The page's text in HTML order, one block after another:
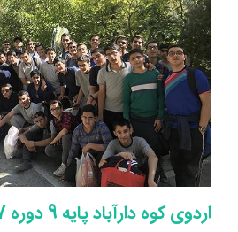
اردوی کوه دارآباد پایه 9 دوره 27